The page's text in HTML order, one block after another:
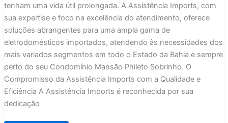
tenham uma vida útil prolongada. A Assistência Imports, com
sua expertise e foco na excelência do atendimento, oferece
soluções abrangentes para uma ampla gama de
eletrodomésticos importados, atendendo às necessidades dos
mais variados segmentos em todo o Estado da Bahia e sempre
perto do seu Condomínio Mansão Phileto Sobrinho. O
Compromisso da Assistência Imports com a Qualidade e
Eficiência A Assistência Imports é reconhecida por sua
dedicação